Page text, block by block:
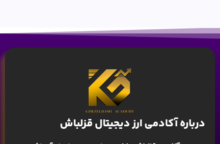
درباره آکادمی ارز دیجیتال قزلباش